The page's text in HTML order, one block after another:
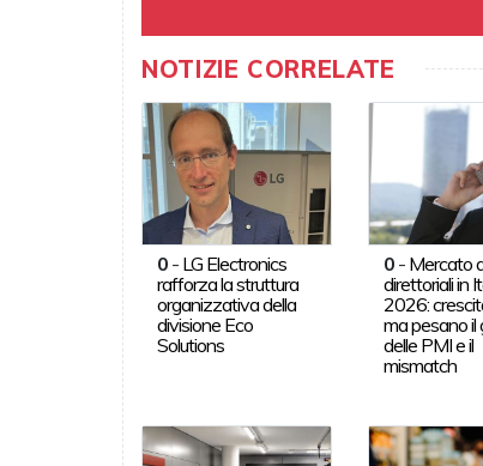
NOTIZIE CORRELATE
0- LG Electronics
rafforza la struttura
organizzativa della
divisione Eco
Solutions
0 - Mercato
direttoriali in
2026:
ma pesano il
delle PMI e il
mismatch